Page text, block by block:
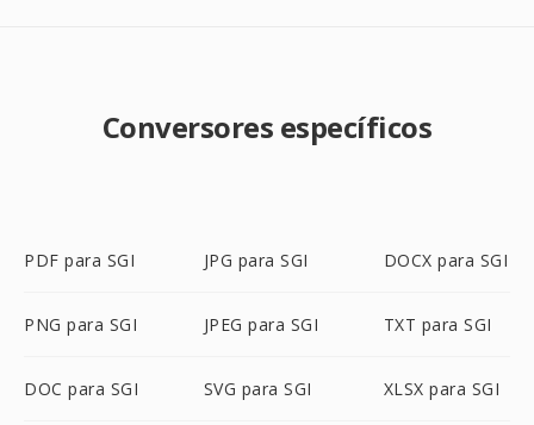
Conversores específicos
PDF para SGI JPG para SGI DOCX para SGI
PNG para SGI JPEG para SGI TXT para SGI
DOC para SGI SVG para SGI XLSX para SGI